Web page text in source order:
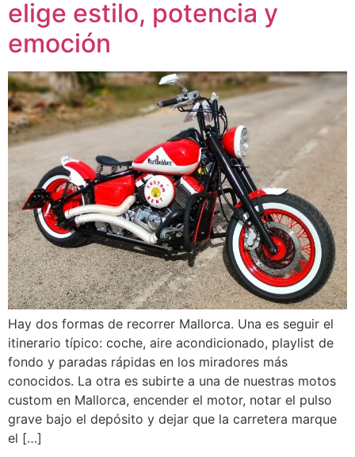
elige estilo, potencia y
emoción
Hay dos formas de recorrer Mallorca. Una es seguir el
itinerario típico: coche, aire acondicionado, playlist de
fondo y paradas rápidas en los miradores más
conocidos. La otra es subirte a una de nuestras motos
custom en Mallorca, encender el motor, notar el pulso
grave bajo el depósito y dejar que la carretera marque
el […]